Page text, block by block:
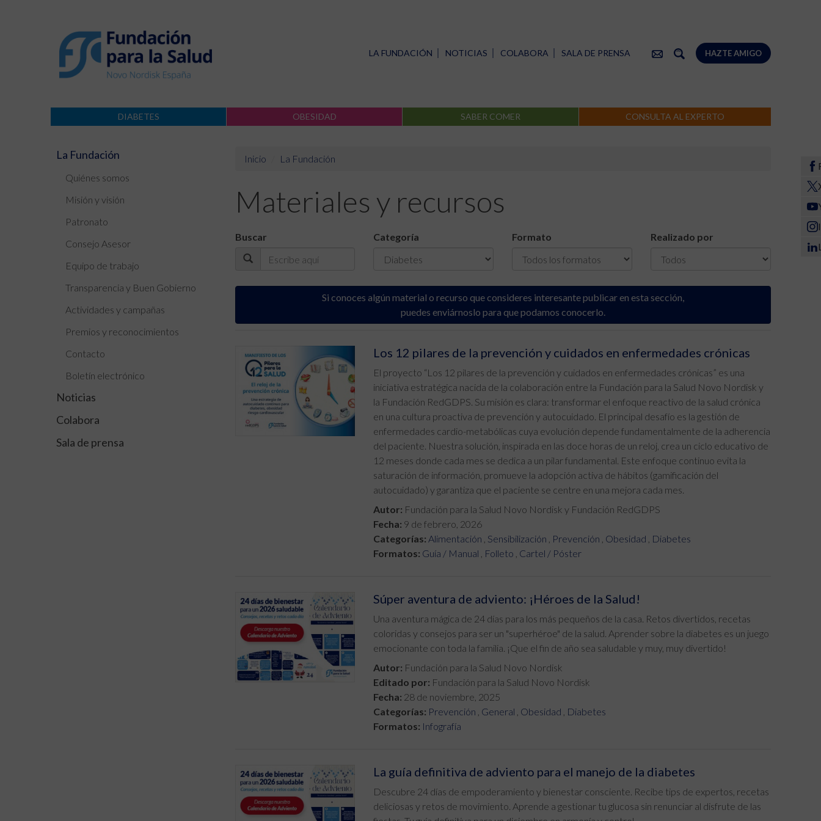
HAZTE AMIGO
LA FUNDACIÓN NOTICIAS COLABORA SALA DE PRENSA
DIABETES OBESIDAD SABER COMER CONSULTA AL EXPERTO
La Fundación
Quiénes somos
Misión y visión
Patronato
Consejo Asesor
Equipo de trabajo
Transparencia y Buen Gobierno
Actividades y campañas
Premios y reconocimientos
Contacto
Boletín electrónico
Noticias
Colabora
Sala de prensa
Inicio La Fundación
Materiales y recursos
Buscar Categoría Formato Realizado por
Si conoces algún material o recurso que consideres interesante publicar en esta sección,
puedes enviárnoslo para que podamos conocerlo.
Los 12 pilares de la prevención y cuidados en enfermedades crónicas
El proyecto “Los 12 pilares de la prevención y cuidados en enfermedades crónicas” es una
iniciativa estratégica nacida de la colaboración entre la Fundación para la Salud Novo Nordisk y
la Fundación RedGDPS. Su misión es clara: transformar el enfoque reactivo de la salud crónica
en una cultura proactiva de prevención y autocuidado. El principal desafío es la gestión de
enfermedades cardio-metabólicas cuya evolución depende fundamentalmente de la adherencia
del paciente. Nuestra solución, inspirada en las doce horas de un reloj, crea un ciclo educativo de
12 meses donde cada mes se dedica a un pilar fundamental. Este enfoque continuo evita la
saturación de información, promueve la adopción activa de hábitos (gamificación del
autocuidado) y garantiza que el paciente se centre en una mejora cada mes.
Autor: Fundación para la Salud Novo Nordisk y Fundación RedGDPS
Fecha: 9 de febrero, 2026
Categorías: Alimentación Sensibilización Prevención Obesidad
Diabetes
Formatos: Guía / Manual Folleto Cartel / Póster
Súper aventura de adviento: ¡Héroes de la Salud!
Una aventura mágica de 24 días para los más pequeños de la casa. Retos divertidos, recetas
coloridas y consejos para ser un "superhéroe" de la salud. Aprender sobre la diabetes es un juego
emocionante con toda la familia. ¡Que el fin de año sea saludable y muy, muy divertido!
Autor: Fundación para la Salud Novo Nordisk
Editado por: Fundación para la Salud Novo Nordisk
Fecha: 28 de noviembre, 2025
Categorías: Prevención General Obesidad
Diabetes
Formatos: Infografía
La guía definitiva de adviento para el manejo de la diabetes
Descubre 24 días de empoderamiento y bienestar consciente. Recibe tips de expertos, recetas
deliciosas y retos de movimiento. Aprende a gestionar tu glucosa sin renunciar al disfrute de las